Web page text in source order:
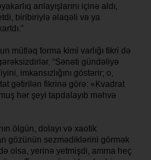
anlayışlarını içinə aldı,
biribiriylə əlaqəli və ya
mütləq forma kimi varlığı fikri də
“Sənəti gündə­li­yə
imkan­sız­lı­ğını göstərir; o,
gətirilən fikrinə görə: «Kvadrat
hər şeyi tapdalayıb məh­və
ölgün, dolayı və xaotik
gözünün sezmədiklərini görmək
olsa, yerinə yetmişdi, amma heç